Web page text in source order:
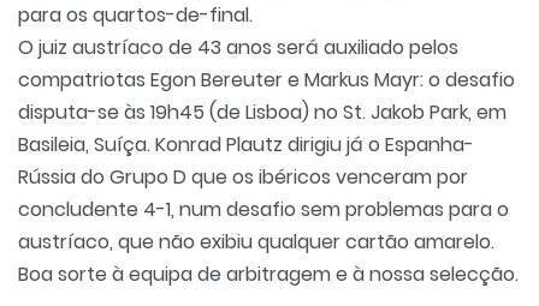
para os quartos-de-final.
O juiz austríaco de 43 anos será auxiliado pelos
compatriotas Egon Bereuter e Markus Mayr: o desafio
disputa-se às 19h45 (de Lisboa) no St. Jakob Park, em
Basileia, Suíça. Konrad Plautz dirigiu já o Espanha-
Rússia do Grupo D que os ibéricos venceram por
concludente 4-1, num desafio sem problemas para o
austríaco, que não exibiu qualquer cartão amarelo.
Boa sorte à equipa de arbitragem e à nossa selecção.